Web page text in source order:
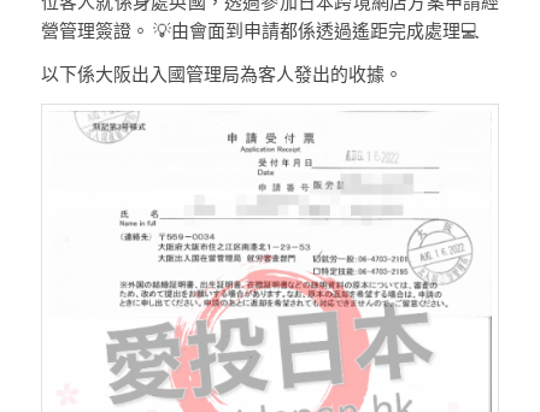
營管理簽證。 💡由會面到申請都係透過遙距完成處理💻
以下係大阪出入國管理局為客人發出的收據。